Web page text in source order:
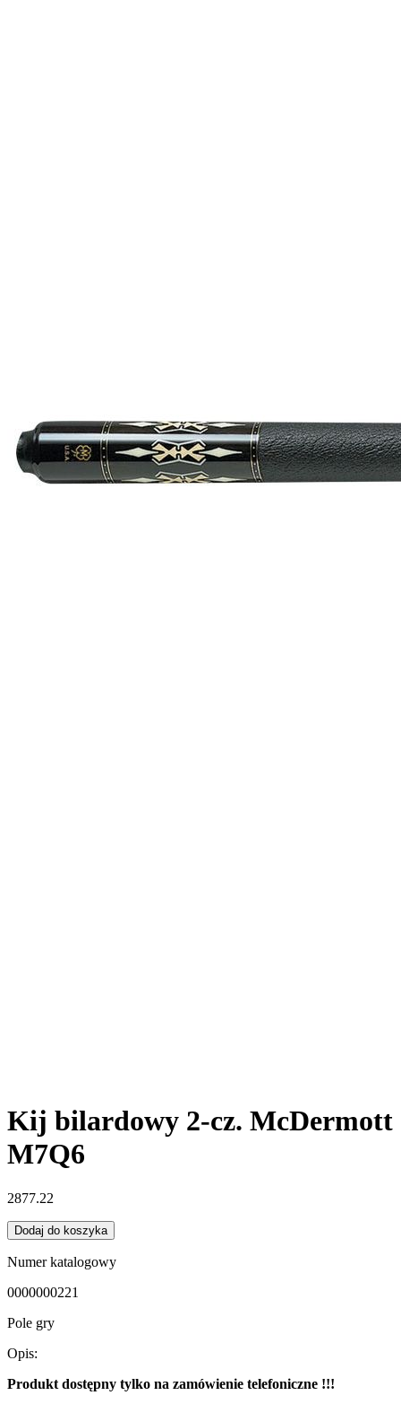
Kij bilardowy 2-cz. McDermott
M7Q6
2877.22
Dodaj do koszyka
Numer katalogowy
0000000221
Pole gry
Opis:
Produkt dostępny tylko na zamówienie telefoniczne !!!